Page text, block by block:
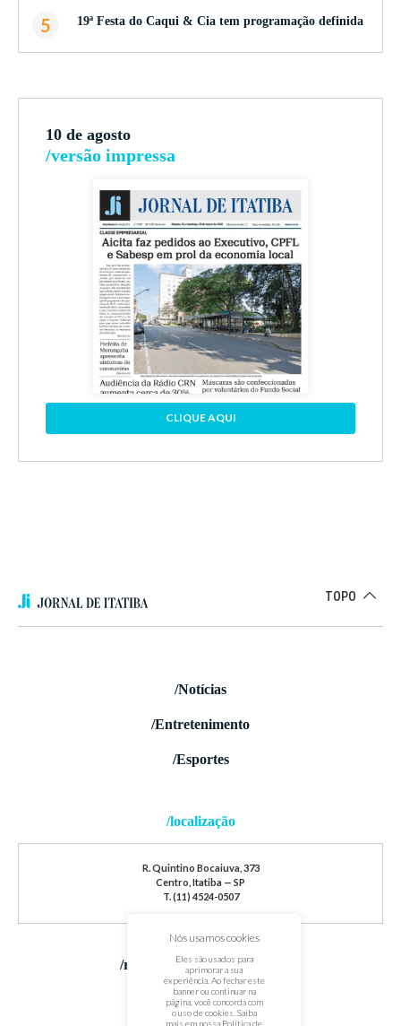
5 19ª Festa do Caqui & Cia tem programação definida
10 de agosto
/versão impressa
CLIQUE AQUI
TOPO
/Notícias
/Entretenimento
/Esportes
/localização
R. Quintino Bocaiuva, 373
Centro, Itatiba — SP
T. (11) 4524-0507
/redes sociais
Nós usamos cookies
Eles são usados para
aprimorar a sua
experiência. Ao fechar este
banner ou continuar na
página, você concorda com
o uso de cookies. Saiba
mais em nossa Política de